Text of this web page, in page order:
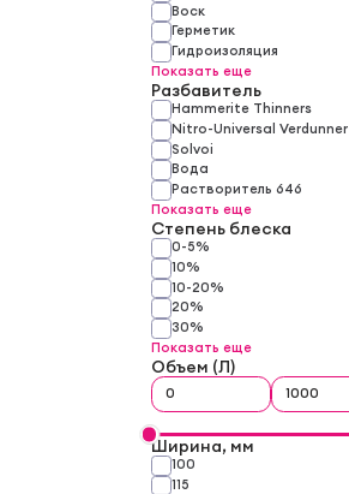
Воск
Герметик
Гидроизоляция
Показать еще
Разбавитель
Hammerite Thinners
Nitro-Universal Verdunner
Solvoi
Вода
Растворитель 646
Показать еще
Степень блеска
0-5%
10%
10-20%
20%
30%
Показать еще
Объем (Л)
Ширина, мм
100
115